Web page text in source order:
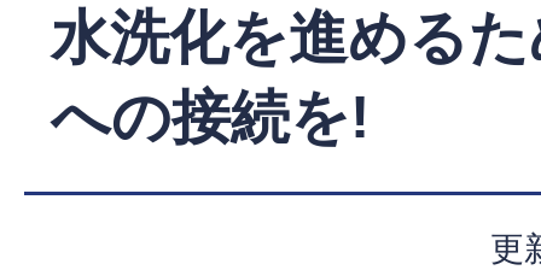
水洗化を進める
への接続を!
更